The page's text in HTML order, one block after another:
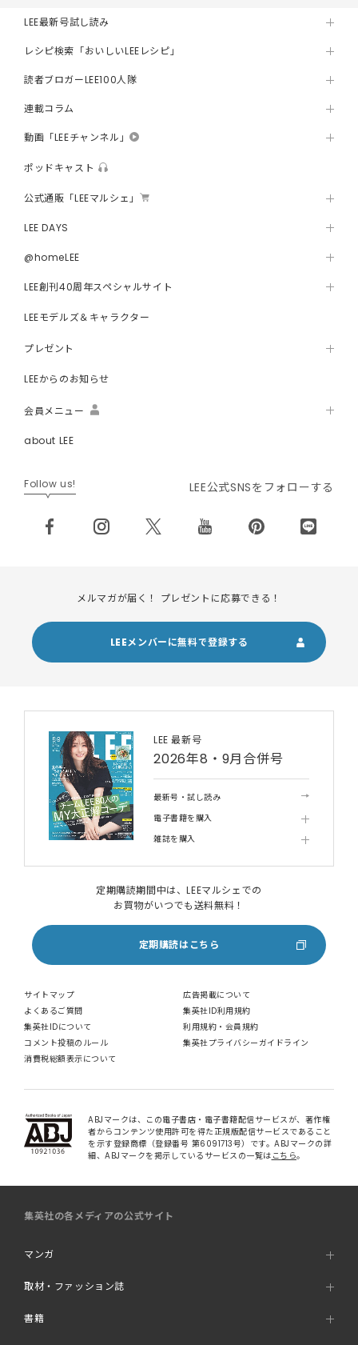
LEE最新号試し読み
レシピ検索「おいしいLEEレシピ」
読者ブロガーLEE100人隊
連載コラム
動画「LEEチャンネル」
ポッドキャスト
公式通販「LEEマルシェ」
LEE DAYS
@homeLEE
LEE創刊40周年スペシャルサイト
LEEモデルズ＆キャラクター
プレゼント
LEEからのお知らせ
会員メニュー
about LEE
Follow us! LEE公式SNSをフォローする
メルマガが届く！ プレゼントに応募できる！
LEEメンバーに無料で登録する
LEE 最新号
2026年8・9月合併号
最新号・試し読み
電子書籍を購入
雑誌を購入
定期購読期間中は、LEEマルシェでの
お買物がいつでも送料無料！
定期購読はこちら
サイトマップ
広告掲載について
よくあるご質問
集英社ID利用規約
集英社IDについて
利用規約・会員規約
コメント投稿のルール
集英社プライバシーガイドライン
消費税総額表示について
ABJマークは、この電子書店・電子書籍配信サービスが、著作権
者からコンテンツ使用許可を得た正規版配信サービスであること
を示す登録商標（登録番号 第6091713号）です。ABJマークの詳
細、ABJマークを掲示しているサービスの一覧は こちら。
集英社の各メディアの公式サイト
マンガ
取材・ファッション誌
書籍